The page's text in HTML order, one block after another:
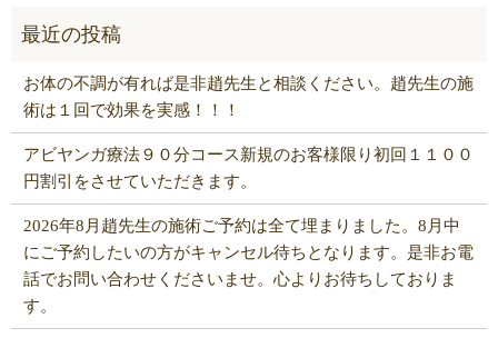
お体の不調が有れば是非趙先生と相談ください。趙先生の施
術は１回で効果を実感！！！
アビヤンガ療法９０分コース新規のお客様限り初回１１００
円割引をさせていただきます。
2026年8月趙先生の施術ご予約は全て埋まりました。8月中
にご予約したいの方がキャンセル待ちとなります。是非お電
話でお問い合わせくださいませ。心よりお待ちしておりま
す。